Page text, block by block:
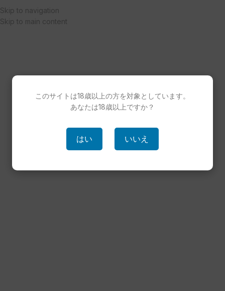
Skip to navigation
Skip to main content
このサイトは18歳以上の方を対象としています。
あなたは18歳以上ですか？
はい いいえ